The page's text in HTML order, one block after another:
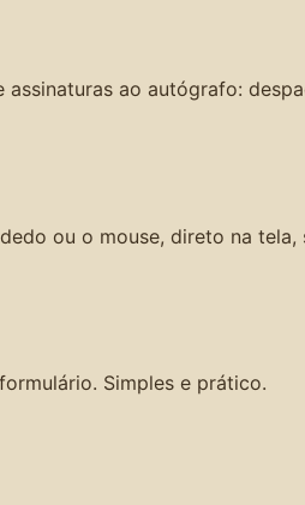
ao autógrafo:
ou o mouse, direto na tela,
Simples e prático.